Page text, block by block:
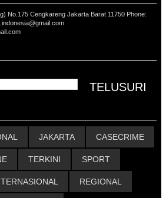
No.175 Cengkareng Jakarta Barat 11750 Phone:
JAKARTA CASECRIME
TERKINI SPORT
REGIONAL